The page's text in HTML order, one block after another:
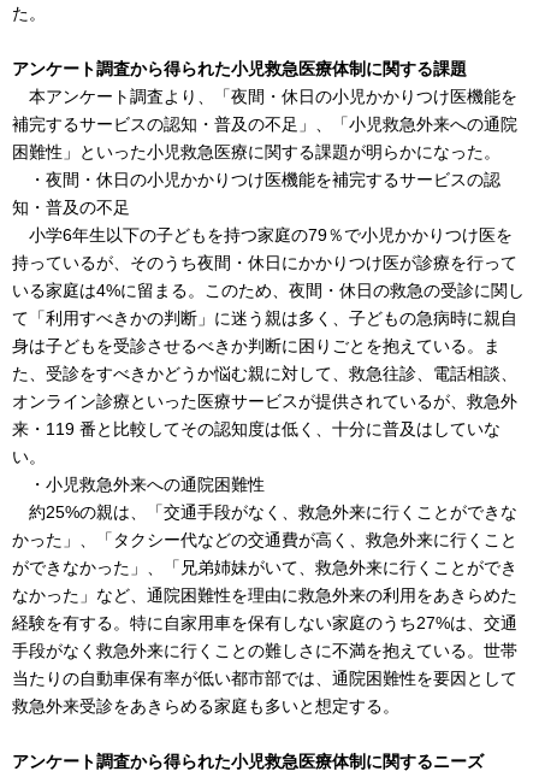
た。
アンケート調査から得られた小児救急医療体制に関する課題
本アンケート調査より、「夜間・休日の小児かかりつけ医機能を
補完するサービスの認知・普及の不足」、「小児救急外来への通院
困難性」といった小児救急医療に関する課題が明らかになった。
・夜間・休日の小児かかりつけ医機能を補完するサービスの認
知・普及の不足
小学6年生以下の子どもを持つ家庭の79％で小児かかりつけ医を
持っているが、そのうち夜間・休日にかかりつけ医が診療を行って
いる家庭は4%に留まる。このため、夜間・休日の救急の受診に関し
て「利用すべきかの判断」に迷う親は多く、子どもの急病時に親自
身は子どもを受診させるべきか判断に困りごとを抱えている。ま
た、受診をすべきかどうか悩む親に対して、救急往診、電話相談、
オンライン診療といった医療サービスが提供されているが、救急外
来・119 番と比較してその認知度は低く、十分に普及はしていな
い。
・小児救急外来への通院困難性
約25%の親は、「交通手段がなく、救急外来に行くことができな
かった」、「タクシー代などの交通費が高く、救急外来に行くこと
ができなかった」、「兄弟姉妹がいて、救急外来に行くことができ
なかった」など、通院困難性を理由に救急外来の利用をあきらめた
経験を有する。特に自家用車を保有しない家庭のうち27%は、交通
手段がなく救急外来に行くことの難しさに不満を抱えている。世帯
当たりの自動車保有率が低い都市部では、通院困難性を要因として
救急外来受診をあきらめる家庭も多いと想定する。
アンケート調査から得られた小児救急医療体制に関するニーズ